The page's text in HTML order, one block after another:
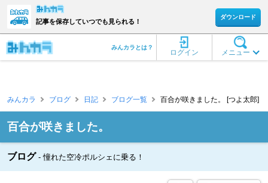
記事を保存していつでも見られる！
ダウンロード
メニュー
ログイン
みんカラとは？
みんカラ ブログ 日記 ブログ一覧 百合が咲きました。 [つよ太郎]
百合が咲きました。
ブログ 憧れた空冷ポルシェに乗る！